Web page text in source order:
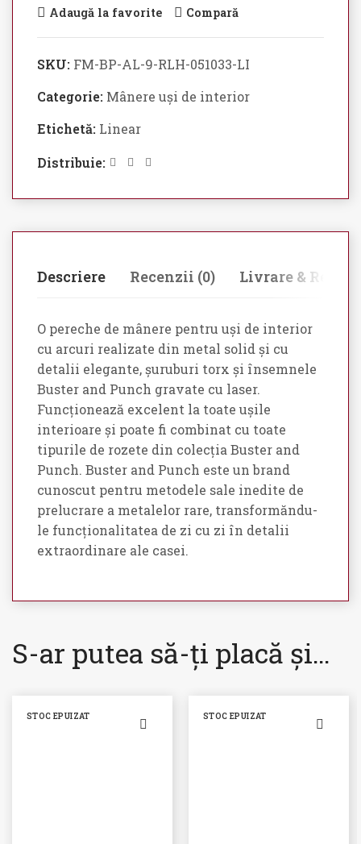
Adaugă la favorite Compară
SKU: FM-BP-AL-9-RLH-051033-LI
Categorie: Mânere uși de interior
Etichetă: Linear
Distribuie:
Descriere Recenzii (0) Livrare & Retur
O pereche de mânere pentru uși de interior
cu arcuri realizate din metal solid și cu
detalii elegante, șuruburi torx și însemnele
Buster and Punch gravate cu laser.
Funcționează excelent la toate ușile
interioare și poate fi combinat cu toate
tipurile de rozete din colecția Buster and
Punch. Buster and Punch este un brand
cunoscut pentru metodele sale inedite de
prelucrare a metalelor rare, transformăndu-
le funcționalitatea de zi cu zi în detalii
extraordinare ale casei.
S-ar putea să-ți placă și…
STOC EPUIZAT STOC EPUIZAT